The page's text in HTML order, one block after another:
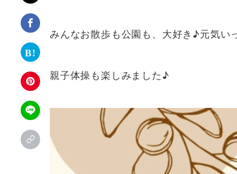
みんなお散歩も公園も、大好き♪元気い
親子体操も楽しみました♪